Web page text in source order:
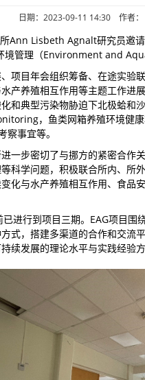
日期：2023-09-11 14:30 作者
Ann Lisbeth Agnalt研究员邀
境管理（Environment and
项目年会组织筹备、在途实
产养殖相互作用等主题工作
和典型污染物胁迫下北极蛤
，鱼类网箱养殖环境健
事宜等。
一步密切了与挪方的紧密合作
科学问题，积极联合所内、
化与水产养殖相互作用、食
进行到项目三期。EAG项目
式，搭建多渠道的合作和交流
续发展的理论水平与实践经验方